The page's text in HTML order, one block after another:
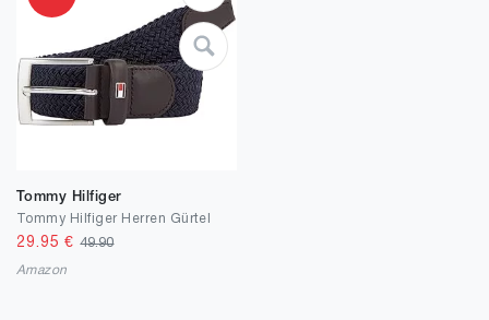
Tommy Hilfiger
Tommy Hilfiger Herren Gürtel
29.95 €49.90
Amazon